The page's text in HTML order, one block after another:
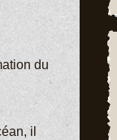
du
il